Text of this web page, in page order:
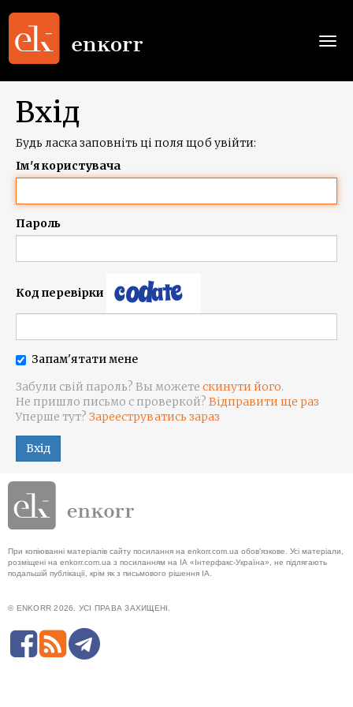
Вхід
Будь ласка заповніть ці поля щоб увійти:
Ім'я користувача
Пароль
Код перевірки
Запам'ятати мене
Забули свій пароль? Вы можете скинути його.
Не пришло письмо с проверкой? Відправити ще раз
Уперше тут? Зарееструватись зараз
Вхід
При копіюванні матеріалів сайту посилання на enkorr.com.ua обов'язкове. Усі матеріали,
розміщені на enkorr.com.ua з посиланням на ІА «Інтерфакс-Україна», не підлягають
подальшій публікації, крім як з письмового рішення ІА.
© ENKORR 2026. УСІ ПРАВА ЗАХИЩЕНІ.